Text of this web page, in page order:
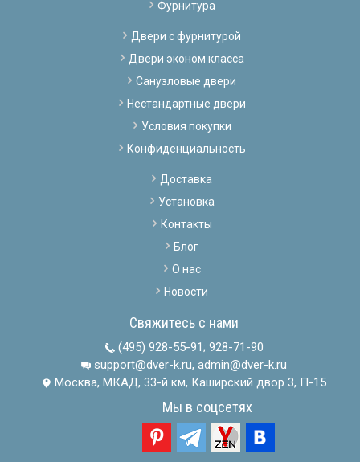
Фурнитура
Двери с фурнитурой
Двери эконом класса
Санузловые двери
Нестандартные двери
Условия покупки
Конфиденциальность
Доставка
Установка
Контакты
Блог
О нас
Новости
Свяжитесь с нами
(495) 928-55-91; 928-71-90
support@dver-k.ru, admin@dver-k.ru
Москва, МКАД, 33-й км, Каширский двор 3, П-15
Мы в соцсетях